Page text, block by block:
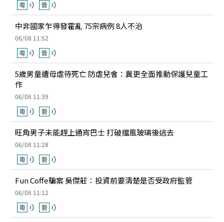
中非國家乍得發霍亂 75宗病例 8人不治
06/08 11:52
5歲男童遭母虐待死亡 防虐兒會：冀更全面推動保護兒童工
作
06/08 11:39
旺角男子未能趕上通宵巴士 打破擋風玻璃後逃去
06/08 11:28
Fun Coffe騙案 吳傑莊：投資前要清楚是否受政府監管
06/08 11:12